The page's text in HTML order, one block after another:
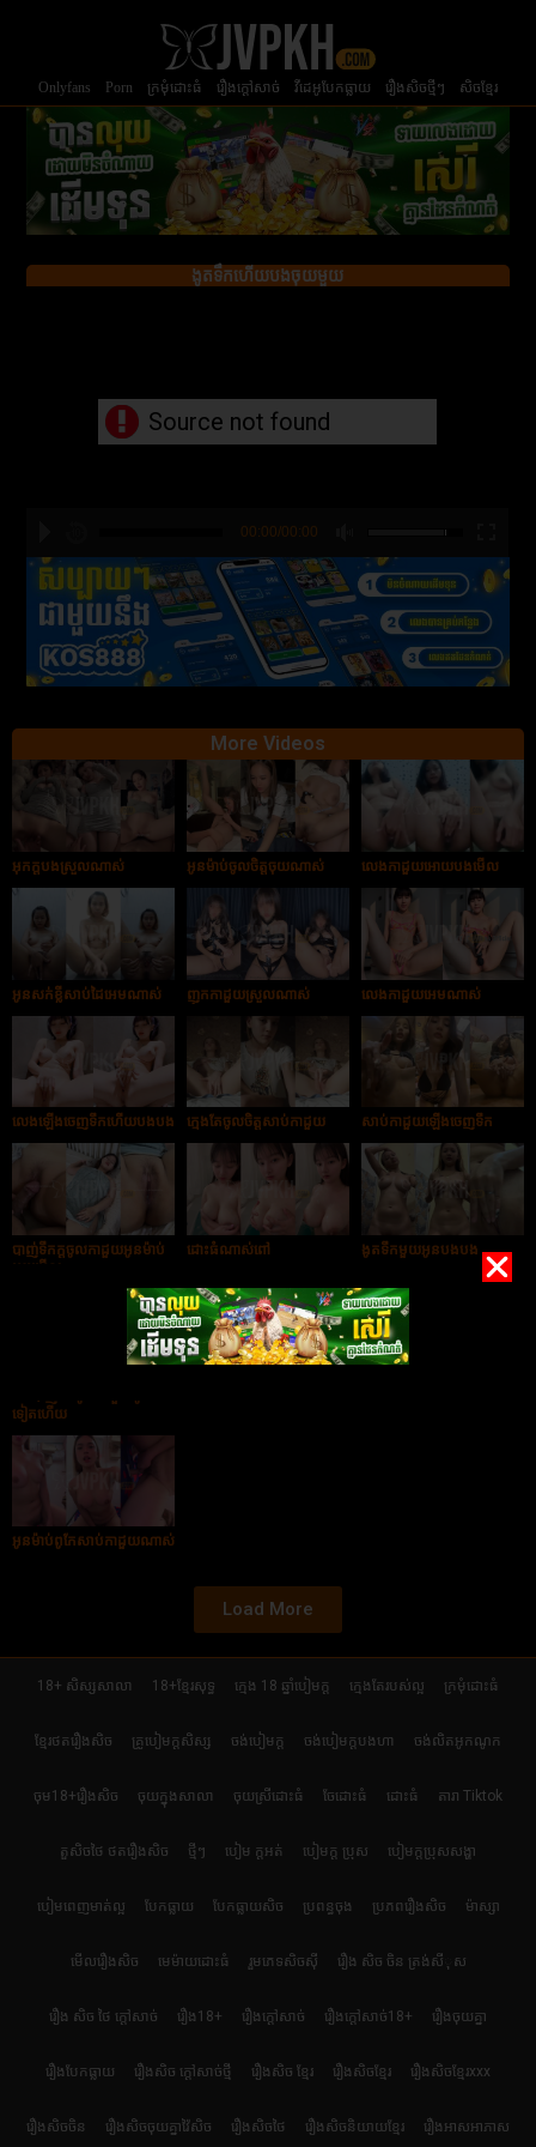
Onlyfans Porn ក្រមំុដោះធំ រឿងក្ដៅសាច់ វីដេអូបែកធ្លាយ រឿងសិចថ្មីៗ សិចខ្មែរ
ងូតទឹកហើយបងចុយមួយ
hd2880
hd2160
hd2160
hd1440
highres
hd1080
hd720
large
medium
small
tiny
00:00/00:00
Source not found
More Videos
អុកក្ដបងស្រួលណាស់ អូនម៉ាប់ចូលចិត្តចុយណាស់ លេងកាដួយអោយបងមើល
អូនសក់ខ្លីសាប់ដៃអេមណាស់ ញុកកាដួយស្រួលណាស់ លេងកាដួយអេមណាស់
លេងឡើងចេញទឹកហើយបងបង ក្មេងតែចូលចិត្តសាប់កាដួយ សាប់កាដួយឡើងចេញទឹក
បាញ់ទឹកក្ដចូលកាដួយអូនម៉ាប់
មួយមើល
ដោះធំណាស់ពៅ ងូតទឹកមួយអូនបងបង
ទៀតហើយ
អូនម៉ាប់ពូកែសាប់កាដួយណាស់
Load More
18+ សិស្សសាលា 18+ខ្មែរសុទ្ធ ក្មេង 18 ឆ្នាំបៀមក្ដ ក្មេងតែរបស់ល្អ ក្រមុំដោះធំ
ខ្មែរថតរឿងសិច គ្រូបៀមក្ដសិស្ស ចង់បៀមក្ដ ចង់បៀមក្តបងហា ចង់លិតអូកណូក
ចុម18+រឿងសិច ចុយក្នុងសាលា ចុយស្រីដោះធំ ចែដោះធំ ដោះធំ តារា Tiktok
តួសិចថៃ ថតរឿងសិច ថ្មីៗ បៀម ក្ដអត់ បៀមក្ដ ប្រុស បៀមក្តប្រុសសង្ហា
បៀមពេញមាត់ល្អ បែកធ្លាយ បែកធ្លាយសិច ប្រពន្ធចុង ប្រភពរឿងសិច ម៉ាស្សា
មើលរឿងសិច មេម៉ាយដោះធំ រួមភេទសិចស៊ី រឿង សិច ចិន ត្រង់សីុស
រឿង សិច ថៃ ក្តៅសាច់ រឿង18+ រឿងក្ដៅសាច់ រឿងក្ដៅសាច់18+ រឿងចុយគ្នា
រឿងបែកធ្លាយ រឿងសិច ក្តៅសាច់ថ្មី រឿងសិច ខ្មែរ រឿងសិចខ្មែរ រឿងសិចខ្មែរxxx
រឿងសិចចិន រឿងសិចចុយគ្នាវ៉ៃសិច រឿងសិចថៃ រឿងសិចនិយាយខ្មែរ រឿងអាសអាភាស